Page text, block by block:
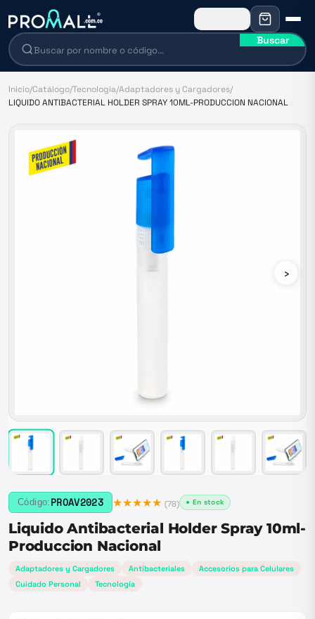
Buscar
Inicio/Catálogo/Tecnología/Adaptadores y Cargadores/
LIQUIDO ANTIBACTERIAL HOLDER SPRAY 10ML-PRODUCCION NACIONAL
›
Código: PROAV2023 ★★★★★ (78) ● En stock
Liquido Antibacterial Holder Spray 10ml-
Produccion Nacional
Adaptadores y Cargadores Antibacteriales
Accesorios para Celulares
Cuidado Personal
Tecnología